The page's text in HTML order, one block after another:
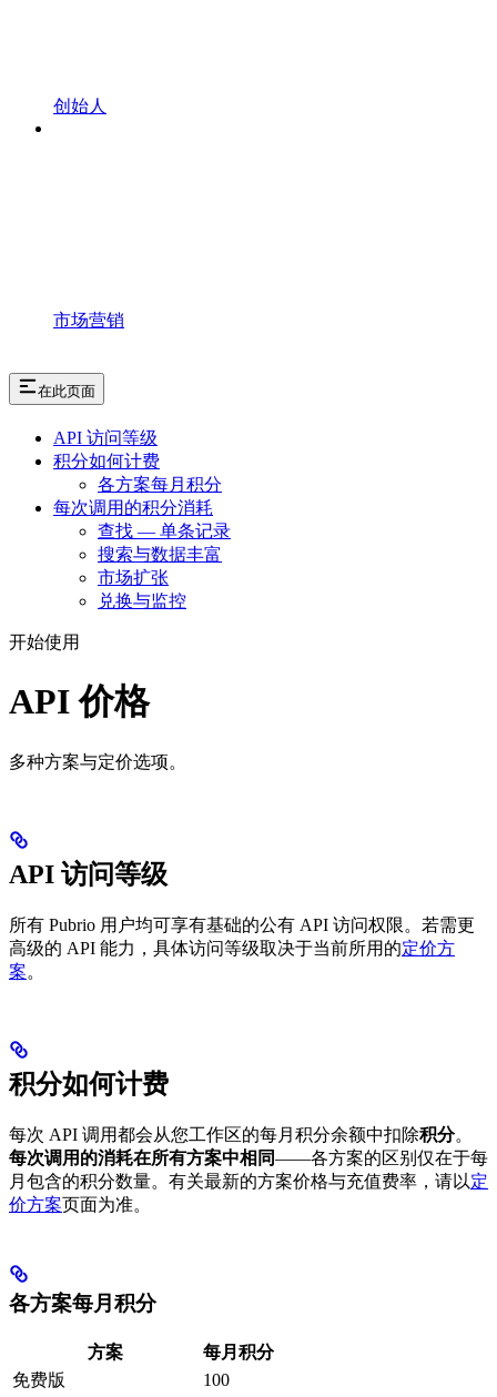
创始人
市场营销
在此页面
API 访问等级
积分如何计费
各方案每月积分
每次调用的积分消耗
查找 — 单条记录
搜索与数据丰富
市场扩张
兑换与监控
开始使用
API 价格
多种方案与定价选项。
API 访问等级
所有 Pubrio 用户均可享有基础的公有 API 访问权限。若需更
高级的 API 能力，具体访问等级取决于当前所用的定价方
案。
积分如何计费
每次 API 调用都会从您工作区的每月积分余额中扣除积分。
每次调用的消耗在所有方案中相同——各方案的区别仅在于每
月包含的积分数量。有关最新的方案价格与充值费率，请以定
价方案页面为准。
各方案每月积分
方案
每月积分
免费版
100